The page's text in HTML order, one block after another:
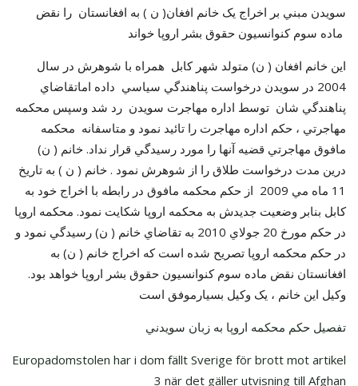
سويدن مبني بر اخراج يک خانم افغان( ن ) به افغانستان را نقض
اين خانم افغان ( ن) متولد شهر کابل همراه با شوهرش در سال
2004 در سويدن درخواست پناهندگي سياسي داده اماتقاضاي
پناهندگي شان توسط اداره مهاجرت سويدن رد شد وسپس محکمه
مهاجرتي ، حکم اداره مهاجرت را تائيد نمود و متاسفانه محکمه
مافوق مهاجرتي قضيه آنها را مورد رسيدگي قرار نداد. خانم ( ن)
درين مدت درخواست طلاق را از شوهرش نمود . خانم ( ن ) به تاريخ
11 ماه مي 2009 از حکم محکمه مافوق در رابطه با اخراج خود به
کابل بنابر وضعيت جديدش به محکمه اروپا شکايت نمود. محکمه اروپا
در حکم مورخ 20 جولاي 2010 به تقاضاي خانم ( ن) رسيدگي نمود و
در حکم محکمه اروپا تصريح شده است که اخراج خانم ( ن) به
افغانستان نقض ماده سوم کنوانسيون حقوق بشر اروپا خواهد بود.
وکيل اين خانم ، يک وکيل بسيارموفق است
تفصيل حکم محکمه اروپا به زبان سويدني
Europadomstolen har i dom fällt Sverige för brott mot artikel
3 när det gäller utvisning till Afghan